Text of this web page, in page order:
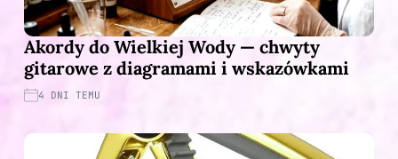
Akordy do Wielkiej Wody — chwyty
gitarowe z diagramami i wskazówkami
4 DNI TEMU